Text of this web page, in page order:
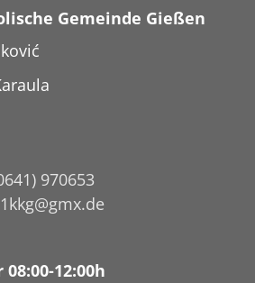
Gemeinde Gießen
970653
12:00h